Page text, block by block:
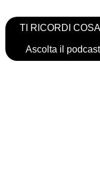
TI RICORDI
Ascolta il